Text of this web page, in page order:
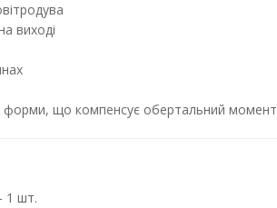
виході
форми, що компенсує обертальний момент
1 шт.